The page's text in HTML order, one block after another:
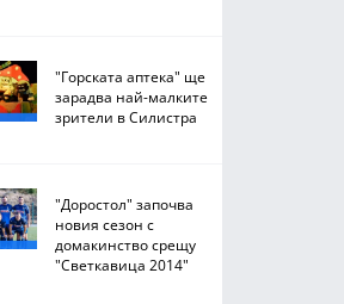
"Горската аптека" ще
зарадва най-малките
зрители в Силистра
"Доростол" започва
новия сезон с
домакинство срещу
"Светкавица 2014"